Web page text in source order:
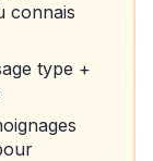
connais
type +